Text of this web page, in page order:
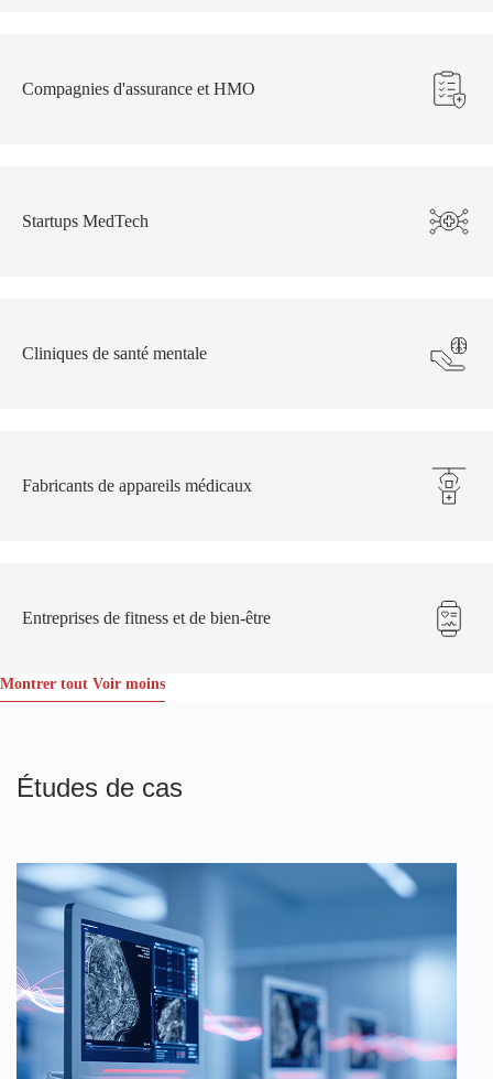
Compagnies d'assurance et HMO
Startups MedTech
Cliniques de santé mentale
Fabricants de appareils médicaux
Entreprises de fitness et de bien-être
Montrer tout Voir moins
Études de cas